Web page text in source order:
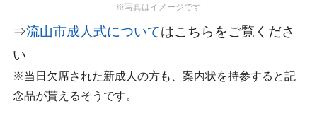
※写真はイメージです
⇒流山市成人式についてはこちらをご覧くださ
い
※当日欠席された新成人の方も、案内状を持参すると記
念品が貰えるそうです。